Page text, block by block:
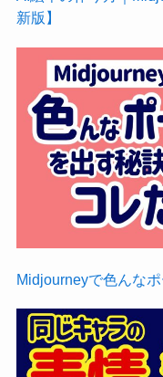
新版】
Midjourneyで色んなポ